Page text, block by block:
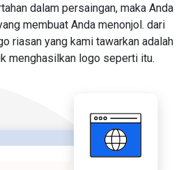
dalam persaingan, maka Anda
membuat Anda menonjol. dari
riasan yang kami tawarkan adalah
menghasilkan logo seperti itu.